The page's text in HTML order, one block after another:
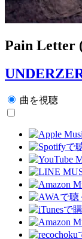
Pain Letter
曲を視聴